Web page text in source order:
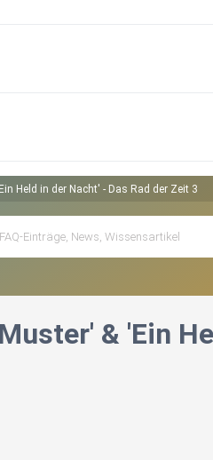
Held in der Nacht' - Das Rad der Zeit 3
& 'Ein